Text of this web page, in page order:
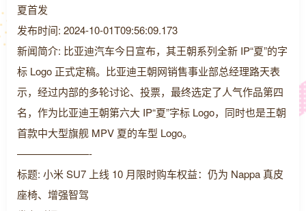
夏首发
发布时间: 2024-10-01T09:56:09.173
新闻简介: 比亚迪汽车今日宣布，其王朝系列全新 IP“夏”的字
标 Logo 正式定稿。比亚迪王朝网销售事业部总经理路天表
示，经过内部的多轮讨论、投票，最终选定了人气作品第四
名，作为比亚迪王朝第六大 IP“夏”字标 Logo，同时也是王朝
首款中大型旗舰 MPV 夏的车型 Logo。
———————-
标题: 小米 SU7 上线 10 月限时购车权益：仍为 Nappa 真皮
座椅、增强智驾